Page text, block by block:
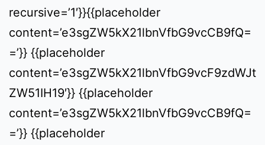
recursive=’1′}}{{placeholder
content=’e3sgZW5kX21lbnVfbG9vcCB9fQ=
=’}} {{placeholder
content=’e3sgZW5kX21lbnVfbG9vcF9zdWJt
ZW51IH19′}} {{placeholder
content=’e3sgZW5kX21lbnVfbG9vcCB9fQ=
=’}} {{placeholder